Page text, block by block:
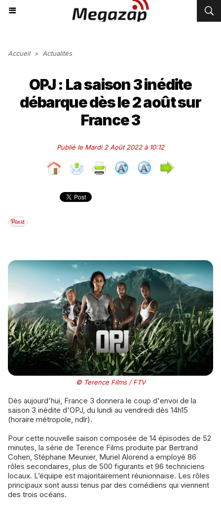
Accueil > Actualités
OPJ : La saison 3 inédite
débarque dès le 2 août sur
France 3
Publié le Mardi 2 Août 2022 à 10:12
© Terence Films / FTV
Dès aujourd'hui, France 3 donnera le coup d'envoi de la
saison 3 inédite d'OPJ, du lundi au vendredi dès 14h15
(horaire métropole, ndlr).
Pour cette nouvelle saison composée de 14 épisodes de 52
minutes, la série de Terence Films produite par Bertrand
Cohen, Stéphane Meunier, Muriel Alorend a employé 86
rôles secondaires, plus de 500 figurants et 96 techniciens
locaux. L’équipe est majoritairement réunionnaise. Les rôles
principaux sont aussi tenus par des comédiens qui viennent
des trois océans.